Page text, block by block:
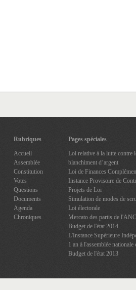
Rubriques
Accueil
Assemblée
Constitution
Votes
Questions
Documents
Agenda
Chroniques
Pages spéciales
Loi relative à la lutte contre
blanchiment d’argent
Loi de Finances
Instance Provisoire de
Projets de Loi
Simulation de modes de
Loi électorale
Mercato des partis de l'ANC
Budget de l'état 2014
L'Instance Supérieure
1 an à l'assemblée nationale
Budget de l'état 2013